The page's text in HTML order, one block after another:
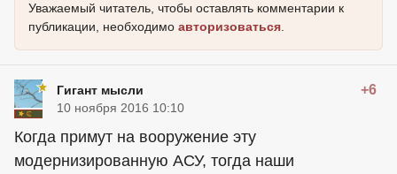
Уважаемый читатель, чтобы оставлять комментарии к
публикации, необходимо авторизоваться
Гигант мысли +6
10 ноября 2016 10:10
Когда примут на вооружение эту
модернизированную АСУ, тогда наши